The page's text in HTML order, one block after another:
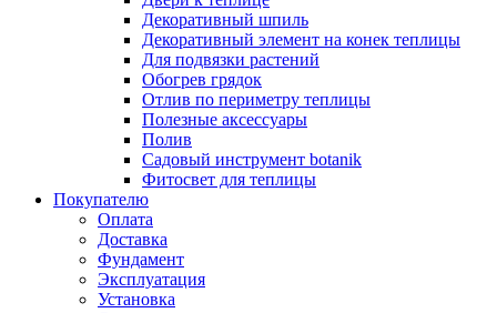
Декоративный шпиль
Декоративный элемент на конек теплицы
Для подвязки растений
Обогрев грядок
Отлив по периметру теплицы
Полезные аксессуары
Полив
Садовый инструмент botanik
Фитосвет для теплицы
Покупателю
Оплата
Доставка
Фундамент
Эксплуатация
Установка